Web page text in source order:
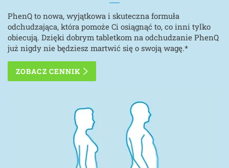
PhenQ to nowa, wyjątkowa i skuteczna formuła
odchudzająca, która pomoże Ci osiągnąć to, co inni tylko
obiecują. Dzięki dobrym tabletkom na odchudzanie PhenQ
już nigdy nie będziesz martwić się o swoją wagę.*
ZOBACZ CENNIK